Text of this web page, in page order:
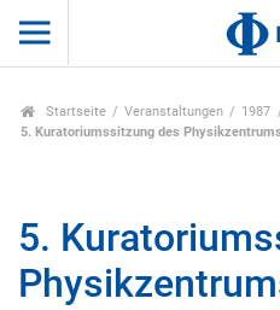
Startseite Veranstaltungen
1987
5. Kuratoriumssitzung des Physikzentrums
5.